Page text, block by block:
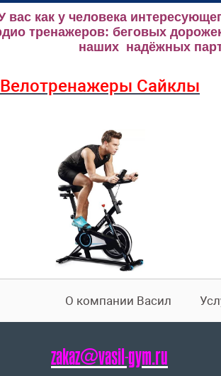
вас как у человека
тренажеров: беговых
наших надёжных
Велотренажеры Сайклы
О компании Васил
zakaz@vasil-gym.ru